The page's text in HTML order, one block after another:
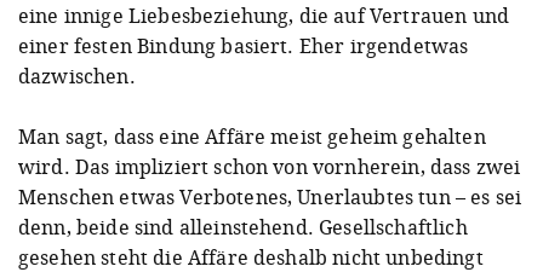
eine innige Liebesbeziehung, die auf Vertrauen und
einer festen Bindung basiert. Eher irgendetwas
dazwischen.
Man sagt, dass eine Affäre meist geheim gehalten
wird. Das impliziert schon von vornherein, dass zwei
Menschen etwas Verbotenes, Unerlaubtes tun – es sei
denn, beide sind alleinstehend. Gesellschaftlich
gesehen steht die Affäre deshalb nicht unbedingt